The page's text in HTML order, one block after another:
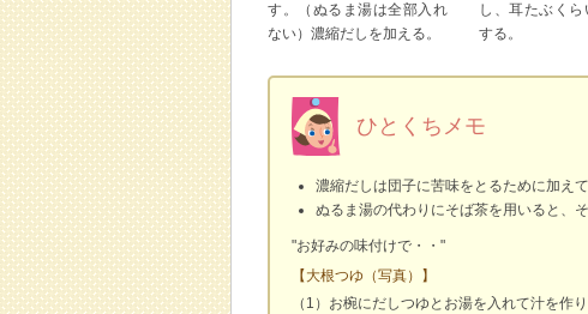
す。（ぬるま湯は全部入れ
ない）濃縮だしを加える。
し、耳たぶく
する。
ひとくちメモ
濃縮だしは団子に苦味をとるために加え
ぬるま湯の代わりにそば茶を用いると、
"お好みの味付けで・・"
【大根つゆ（写真）】
（1）お椀にだしつゆとお湯を入れて汁を作